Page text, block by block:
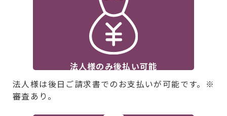
法人様のみ後払い可能
法人様は後日ご請求書でのお支払いが可能です。※
審査あり。